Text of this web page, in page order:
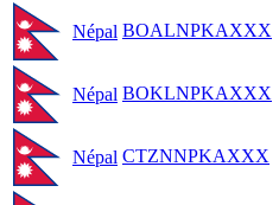
Népal BOALNPKAXXX
Népal BOKLNPKAXXX
Népal CTZNNPKAXXX